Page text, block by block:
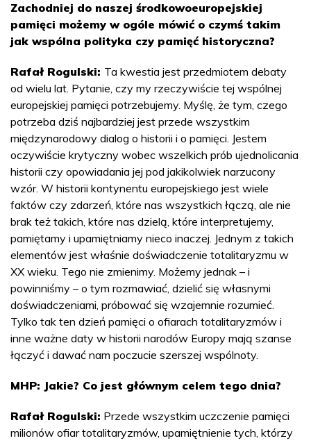
Zachodniej do naszej środkowoeuropejskiej
pamięci możemy w ogóle mówić o czymś takim
jak wspólna polityka czy pamięć historyczna?
Rafał Rogulski: Ta kwestia jest przedmiotem debaty
od wielu lat. Pytanie, czy my rzeczywiście tej wspólnej
europejskiej pamięci potrzebujemy. Myślę, że tym, czego
potrzeba dziś najbardziej jest przede wszystkim
międzynarodowy dialog o historii i o pamięci. Jestem
oczywiście krytyczny wobec wszelkich prób ujednolicania
historii czy opowiadania jej pod jakikolwiek narzucony
wzór. W historii kontynentu europejskiego jest wiele
faktów czy zdarzeń, które nas wszystkich łączą, ale nie
brak też takich, które nas dzielą, które interpretujemy,
pamiętamy i upamiętniamy nieco inaczej. Jednym z takich
elementów jest właśnie doświadczenie totalitaryzmu w
XX wieku. Tego nie zmienimy. Możemy jednak – i
powinniśmy – o tym rozmawiać, dzielić się własnymi
doświadczeniami, próbować się wzajemnie rozumieć.
Tylko tak ten dzień pamięci o ofiarach totalitaryzmów i
inne ważne daty w historii narodów Europy mają szanse
łączyć i dawać nam poczucie szerszej wspólnoty.
MHP: Jakie? Co jest głównym celem tego dnia?
Rafał Rogulski: Przede wszystkim uczczenie pamięci
milionów ofiar totalitaryzmów, upamiętnienie tych, którzy